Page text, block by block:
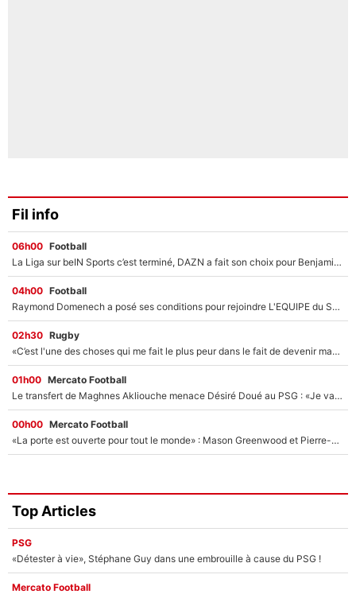
Fil info
06h00 Football
La Liga sur beIN Sports c’est terminé, DAZN a fait son choix pour Benjamin Da Silva et Omar Da Fonseca !
04h00 Football
Raymond Domenech a posé ses conditions pour rejoindre L'EQUIPE du Soir : Il refuse de faire l'émission avec un autre chroniqueur !
02h30 Rugby
«C’est l'une des choses qui me fait le plus peur dans le fait de devenir maman» : En couple avec Antoine Dupont, Iris Mittenaere s'inquiète déjà pour ses futurs enfants !
01h00 Mercato Football
Le transfert de Maghnes Akliouche menace Désiré Doué au PSG : «Je valide à 200%»
00h00 Mercato Football
«La porte est ouverte pour tout le monde» : Mason Greenwood et Pierre-Emerick Aubameyang ont quitté l'OM, Amine Gouiri balance sur la suite du mercato et sur la réaction du vestiaire !
Top Articles
PSG
«Détester à vie», Stéphane Guy dans une embrouille à cause du PSG !
Mercato Football